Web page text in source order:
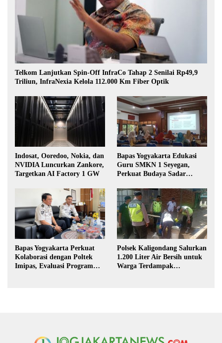
Telkom Lanjutkan Spin-Off InfraCo Tahap 2 Senilai Rp49,9
Triliun, InfraNexia Kelola 112.000 Km Fiber Optik
Indosat, Ooredoo, Nokia, dan
NVIDIA Luncurkan Zankore,
Targetkan AI Factory 1 GW
Bapas Yogyakarta Edukasi
Guru SMKN 1 Seyegan,
Perkuat Budaya Sadar
Bapas Yogyakarta Perkuat
Kolaborasi dengan Poltek
Imipas, Evaluasi Program
Polsek Kaligondang Salurkan
1.200 Liter Air Bersih untuk
Warga Terdampak